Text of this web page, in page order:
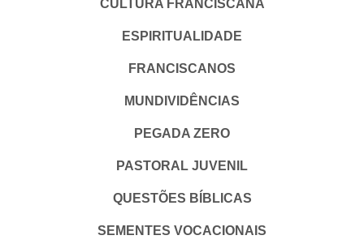
CULTURA FRANCISCANA
ESPIRITUALIDADE
FRANCISCANOS
MUNDIVIDÊNCIAS
PEGADA ZERO
PASTORAL JUVENIL
QUESTÕES BÍBLICAS
SEMENTES VOCACIONAIS